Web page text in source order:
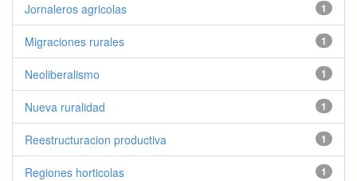
1
Jornaleros agricolas
1
Migraciones rurales
1
Neoliberalismo
1
Nueva ruralidad
1
Reestructuracion productiva
1
Regiones horticolas